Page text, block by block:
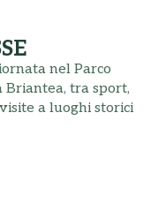
nel Parco
tra sport,
a luoghi storici